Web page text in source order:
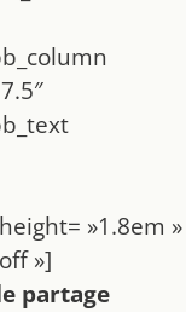
»1.8em »
»]
partage